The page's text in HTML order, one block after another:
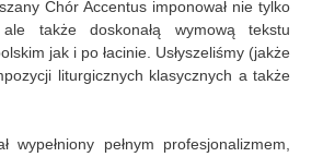
Chór Accentus imponował nie tylko
także doskonałą wymową tekstu
jak i po łacinie. Usłyszeliśmy (jakże
liturgicznych klasycznych a także
wypełniony pełnym profesjonalizmem,